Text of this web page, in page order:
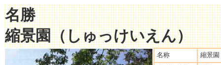
名勝
縮景園（しゅっけいえん）
名称
縮景園